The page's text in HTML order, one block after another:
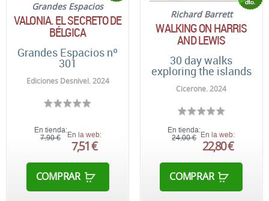
Grandes Espacios
VALONIA. EL SECRETO DE
BÉLGICA
Grandes Espacios nº
301
Ediciones Desnivel. 2024
En tienda:
7,90 €
En la web:
7,51 €
COMPRAR
Richard Barrett
WALKING ON HARRIS
AND LEWIS
30 day walks
exploring the islands
Cicerone. 2024
En tienda:
24,00 €
En la web:
22,80 €
COMPRAR